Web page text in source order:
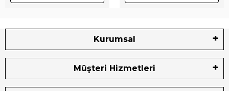
Kurumsal
Müşteri Hizmetleri